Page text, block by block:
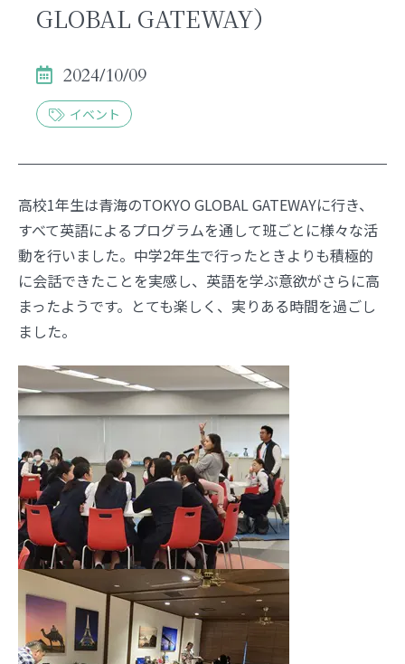
在校生・保護者の方へ
卒業生の方へ
アクセス
お問い合わせ
GLOBAL GATEWAY）
2024/10/09
イベント
高校1年生は青海のTOKYO GLOBAL GATEWAYに行き、
すべて英語によるプログラムを通して班ごとに様々な活
動を行いました。中学2年生で行ったときよりも積極的
に会話できたことを実感し、英語を学ぶ意欲がさらに高
まったようです。とても楽しく、実りある時間を過ごし
ました。